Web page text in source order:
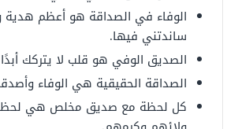
الوفاء في الصداقة هو أعظم هدية
ساندتني فيها.
الصديق الوفي هو قلب لا يتركك أبدًا
الصداقة الحقيقية هي الوفاء
كل لحظة مع صديق مخلص هي